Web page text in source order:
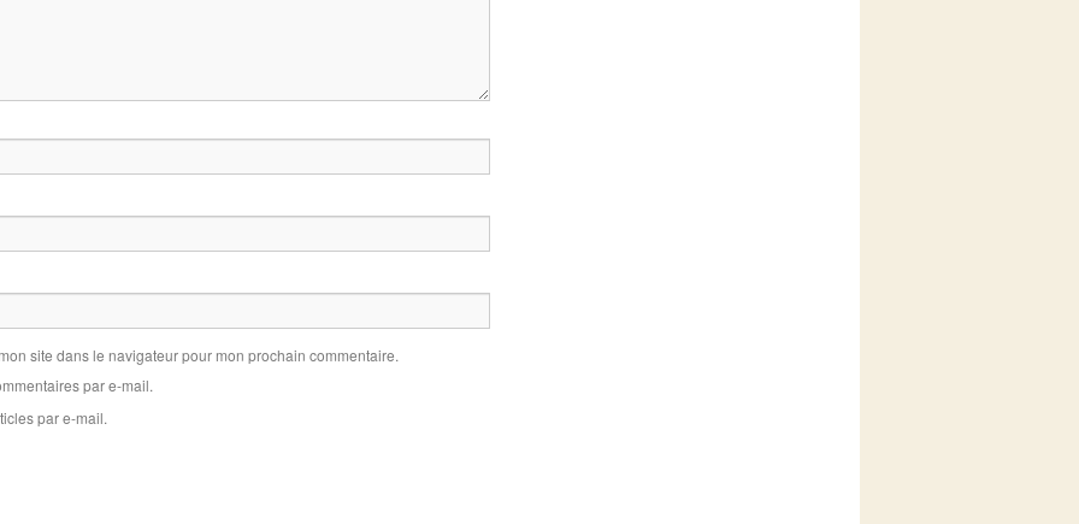
site dans le navigateur pour mon prochain commentaire.
par e-mail.
par e-mail.